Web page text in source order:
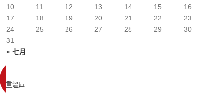
« 七月
10
11 12 13 14 15
16
17
18 19 20 21 22
23
24
25 26 27 28 29
30
31
重溫庫